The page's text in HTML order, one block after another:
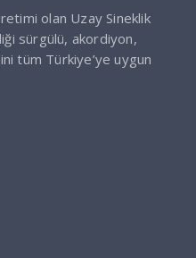
olan Uzay Sineklik
sürgülü, akordiyon,
tüm Türkiye’ye uygun